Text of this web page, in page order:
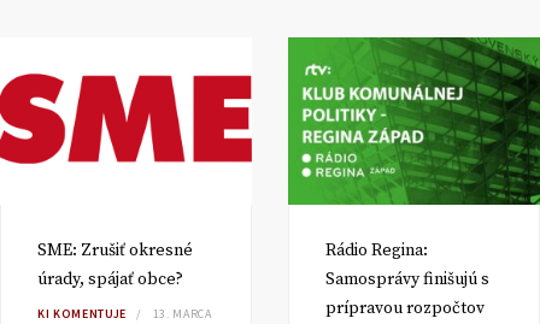
SME: Zrušiť okresné
úrady, spájať obce?
KI KOMENTUJE
13. MARCA
Rádio Regina:
Samosprávy finišujú s
prípravou rozpočtov